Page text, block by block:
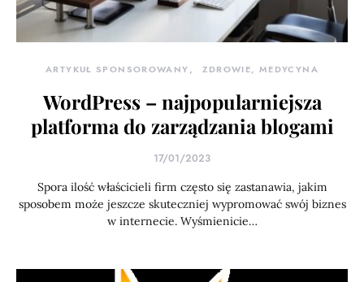
ARTYKUŁ SPONSOROWANY ZDROWIE, MEDYCYNA
WordPress – najpopularniejsza
platforma do zarządzania blogami
17/01/2023
Spora ilość właścicieli firm często się zastanawia, jakim
sposobem może jeszcze skuteczniej wypromować swój biznes
w internecie. Wyśmienicie…